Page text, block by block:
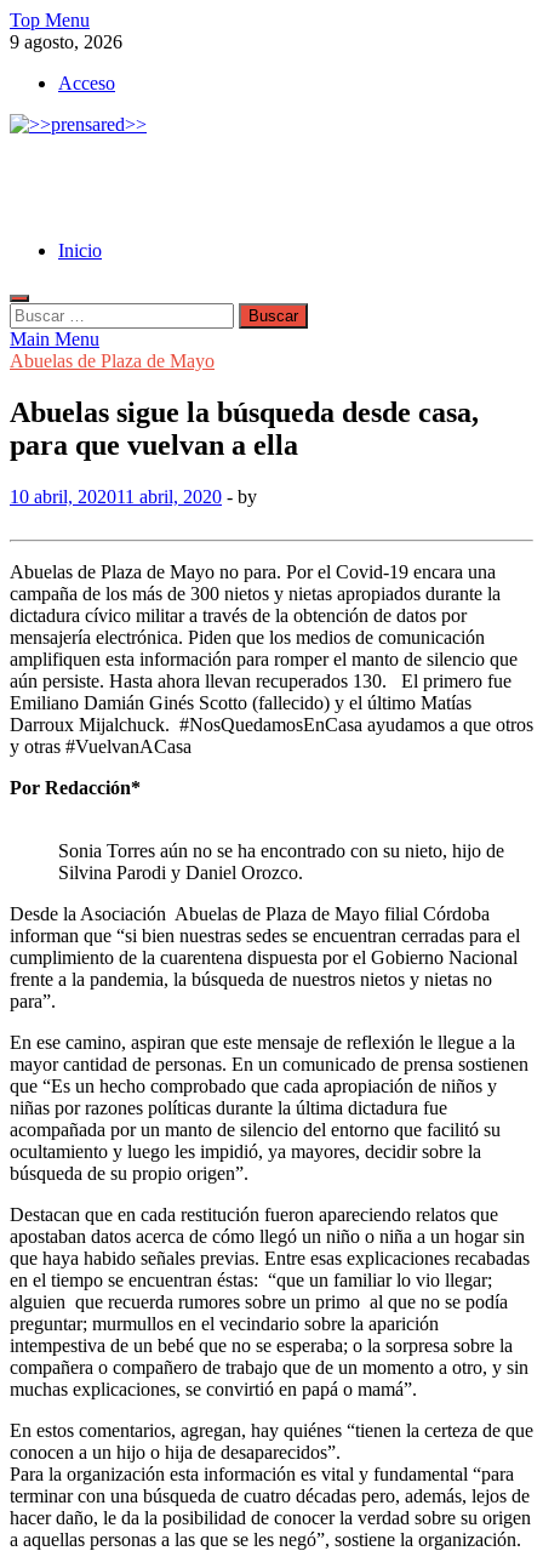
Skip
to
Top Menu
9 agosto, 2026
Acceso
Inicio
Buscar:
Main Menu
Abuelas de Plaza de Mayo
Abuelas sigue la búsqueda desde casa,
para que vuelvan a ella
10 abril, 202011 abril, 2020 - by
Abuelas de Plaza de Mayo no para. Por el Covid-19 encara una
campaña de los más de 300 nietos y nietas apropiados durante la
dictadura cívico militar a través de la obtención de datos por
mensajería electrónica. Piden que los medios de comunicación
amplifiquen esta información para romper el manto de silencio que
aún persiste. Hasta ahora llevan recuperados 130. El primero fue
Emiliano Damián Ginés Scotto (fallecido) y el último Matías
Darroux Mijalchuck. #NosQuedamosEnCasa ayudamos a que otros
y otras #VuelvanACasa
Por Redacción*
Sonia Torres aún no se ha encontrado con su nieto, hijo de
Silvina Parodi y Daniel Orozco.
Desde la Asociación Abuelas de Plaza de Mayo filial Córdoba
informan que “si bien nuestras sedes se encuentran cerradas para el
cumplimiento de la cuarentena dispuesta por el Gobierno Nacional
frente a la pandemia, la búsqueda de nuestros nietos y nietas no
para”.
En ese camino, aspiran que este mensaje de reflexión le llegue a la
mayor cantidad de personas. En un comunicado de prensa sostienen
que “Es un hecho comprobado que cada apropiación de niños y
niñas por razones políticas durante la última dictadura fue
acompañada por un manto de silencio del entorno que facilitó su
ocultamiento y luego les impidió, ya mayores, decidir sobre la
búsqueda de su propio origen”.
Destacan que en cada restitución fueron apareciendo relatos que
apostaban datos acerca de cómo llegó un niño o niña a un hogar sin
que haya habido señales previas. Entre esas explicaciones recabadas
en el tiempo se encuentran éstas: “que un familiar lo vio llegar;
alguien que recuerda rumores sobre un primo al que no se podía
preguntar; murmullos en el vecindario sobre la aparición
intempestiva de un bebé que no se esperaba; o la sorpresa sobre la
compañera o compañero de trabajo que de un momento a otro, y sin
muchas explicaciones, se convirtió en papá o mamá”.
En estos comentarios, agregan, hay quiénes “tienen la certeza de que
conocen a un hijo o hija de desaparecidos”.
Para la organización esta información es vital y fundamental “para
terminar con una búsqueda de cuatro décadas pero, además, lejos de
hacer daño, le da la posibilidad de conocer la verdad sobre su origen
a aquellas personas a las que se les negó”, sostiene la organización.